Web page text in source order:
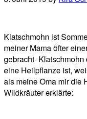
Klatschmohn ist
meiner Mama öfter
gebracht-
eine Heilpflanze ist,
als meine Oma mir die
Wildkräuter erklärte: